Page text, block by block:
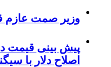
وزیر صمت عازم
اصلاح دلار با